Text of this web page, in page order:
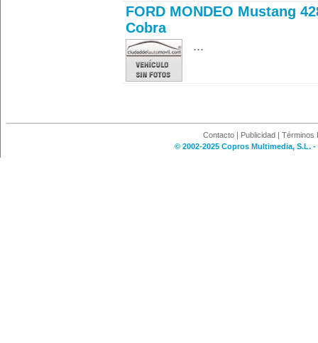
FORD MONDEO Mustang
Cobra
...
Contacto | Publicidad | Términos
© 2002-2025 Copros Multimedia, S.L.